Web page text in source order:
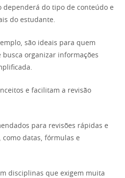
dependerá do tipo de conteúdo e
do estudante.
são ideais para quem
organizar informações
e facilitam a revisão
para revisões rápidas e
como datas, fórmulas e
disciplinas que exigem muita